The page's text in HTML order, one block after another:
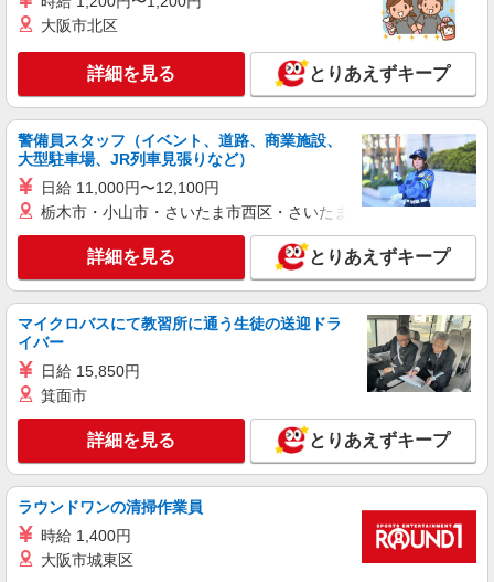
大阪市北区
詳細を見る とりあえずキープ
警備員スタッフ（イベント、道路、商業施設、
大型駐車場、JR列車見張りなど）
日給 11,000円〜12,100円
栃木市・小山市・さいたま市西区・さいたま市岩槻区・久喜市・
詳細を見る とりあえずキープ
マイクロバスにて教習所に通う生徒の送迎ドラ
イバー
日給 15,850円
箕面市
詳細を見る とりあえずキープ
ラウンドワンの清掃作業員
時給 1,400円
大阪市城東区